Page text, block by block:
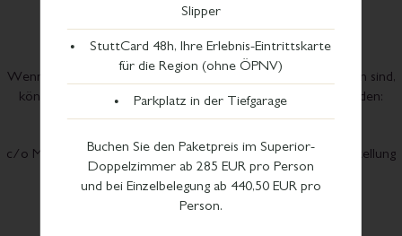
Marktüberwachungsbehörde
Wenn Sie mit den Antworten auf Ihr Feedback nicht zufrieden sind,
können Sie sich an die zuständige Durchsetzungsstelle wenden:
c/o Ministerium für Arbeit, Soziales, Gesundheit und Gleichstellung
Sachsen-Anhalt
Postfach 39 11 55
39135 Magdeburg
Slipper
StuttCard 48h, Ihre Erlebnis-Eintrittskarte
für die Region (ohne ÖPNV)
Parkplatz in der Tiefgarage
Buchen Sie den Paketpreis im Superior-
Doppelzimmer ab 285 EUR pro Person
und bei Einzelbelegung ab 440,50 EUR pro
Person.